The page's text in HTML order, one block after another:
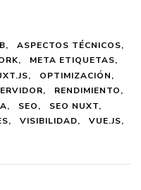
ASPECTOS TÉCNICOS
META ETIQUETAS
OPTIMIZACIÓN
RENDIMIENTO
SEO
SEO NUXT
VISIBILIDAD VUE.JS